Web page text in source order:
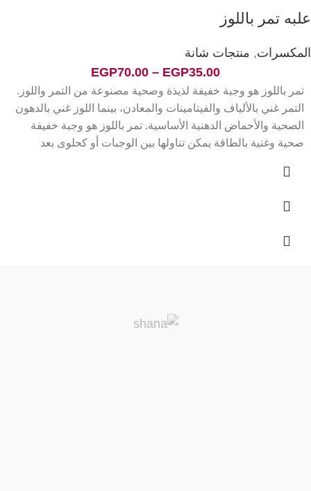
علبه تمر باللوز
المكسرات, منتجات شانة
EGP35.00
–
EGP70.00
تمر باللوز هو وجبة خفيفة لذيذة وصحية مصنوعة من التمر واللوز.
التمر غني بالألياف والفيتامينات والمعادن، بينما اللوز غني بالدهون
الصحية والأحماض الدهنية الأساسية. تمر باللوز هو وجبة خفيفة
صحية وغنية بالطاقة يمكن تناولها بين الوجبات أو كحلوى بعد
فوائد تمر باللوز
التمر: التمر غني بالألياف والفيتامينات والمعادن، مثل البوتاسيوم
الهضم وتنظيم نسبة السكر في الدم. الفيتامينات والمعادن تساعد